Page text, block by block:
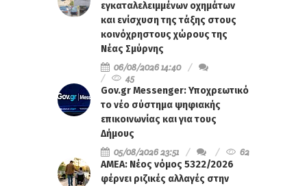
εγκαταλελειμμένων οχημάτων
και ενίσχυση της τάξης στους
κοινόχρηστους χώρους της
Νέας Σμύρνης
06/08/2026 14:40
45
Gov.gr Messenger: Υποχρεωτικό
το νέο σύστημα ψηφιακής
επικοινωνίας και για τους
Δήμους
05/08/2026 23:51
62
ΑΜΕΑ: Νέος νόμος 5322/2026
φέρνει ριζικές αλλαγές στην